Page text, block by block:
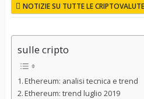
NOTIZIE SU TUTTE LE CRIPTOVALUTE
sulle cripto
Ethereum: analisi tecnica e trend
Ethereum: trend luglio 2019